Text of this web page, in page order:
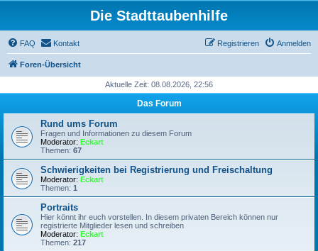
Die Stadttaubenhilfe
FAQ Kontakt Anmelden
Registrieren
Foren-Übersicht
Aktuelle Zeit: 08.08.2026, 22:56
Das Forum
Rund ums Forum
Fragen und Informationen zu diesem Forum
Moderator: Eckart
Themen: 67
Schwierigkeiten bei Registrierung und Freischaltung
Moderator: Eckart
Themen: 1
Portraits
Hier könnt ihr euch vorstellen. In diesem privaten Bereich können nur
registrierte Mitglieder lesen und schreiben
Moderator: Eckart
Themen: 217